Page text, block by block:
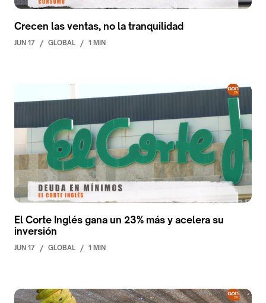
Crecen las ventas, no la tranquilidad
JUN 17 / GLOBAL / 1 MIN
El Corte Inglés gana un 23% más y acelera su
inversión
JUN 17 / GLOBAL / 1 MIN